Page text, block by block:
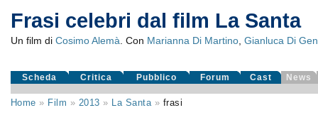
Frasi celebri dal film La Santa
Un film di Cosimo Alemà . Con Marianna Di Martino, Gianluca Di
Scheda Critica Pubblico Forum Cast News
Home » Film » 2013 » La Santa» frasi